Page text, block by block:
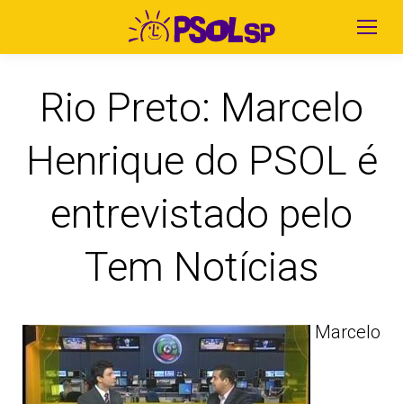
Rio Preto: Marcelo
Henrique do PSOL é
entrevistado pelo
Tem Notícias
Marcelo